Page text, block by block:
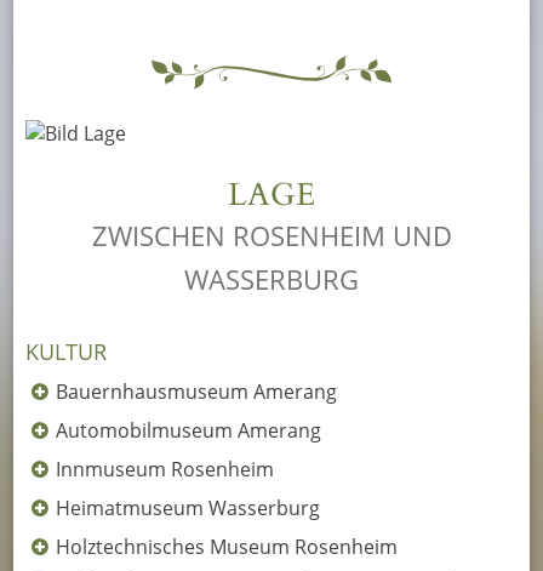
LAGE
ZWISCHEN ROSENHEIM UND
WASSERBURG
KULTUR
Bauernhausmuseum Amerang
Automobilmuseum Amerang
Innmuseum Rosenheim
Heimatmuseum Wasserburg
Holztechnisches Museum Rosenheim